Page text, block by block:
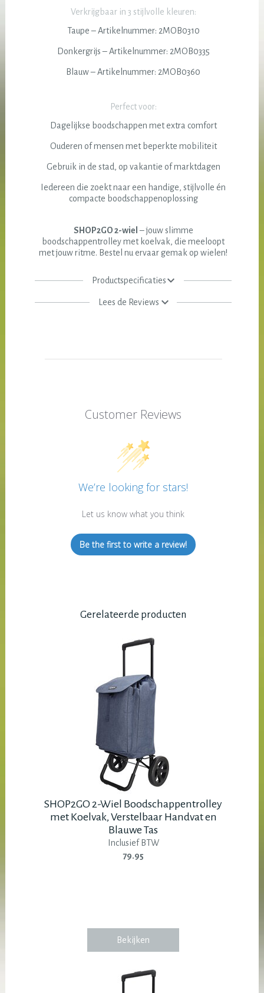
Verkrijgbaar in 3 stijlvolle kleuren:
Taupe – Artikelnummer: 2MOB0310
Donkergrijs – Artikelnummer: 2MOB0335
Blauw – Artikelnummer: 2MOB0360
Perfect voor:
Dagelijkse boodschappen met extra comfort
Ouderen of mensen met beperkte mobiliteit
Gebruik in de stad, op vakantie of marktdagen
Iedereen die zoekt naar een handige, stijlvolle én
compacte boodschappenoplossing
SHOP2GO 2-wiel – jouw slimme
boodschappentrolley met koelvak, die meeloopt
met jouw ritme. Bestel nu ervaar gemak op wielen!
Productspecificaties
Lees de Reviews
Customer Reviews
We’re looking for stars!
Let us know what you think
Be the first to write a review!
Gerelateerde producten
SHOP2GO 2-Wiel Boodschappentrolley
met Koelvak, Verstelbaar Handvat en
Blauwe Tas
Inclusief BTW
79.95
Bekijken